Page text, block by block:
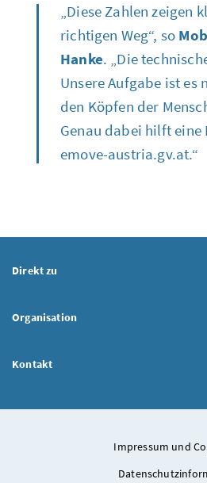
„Diese Zahlen
richtigen Weg“, so
Hanke. „Die
Unsere Aufgabe ist es
den Köpfen der
Genau dabei hilft
emove-austria.gv.at.“
Direkt zu
Organisation
Kontakt
Impressum und